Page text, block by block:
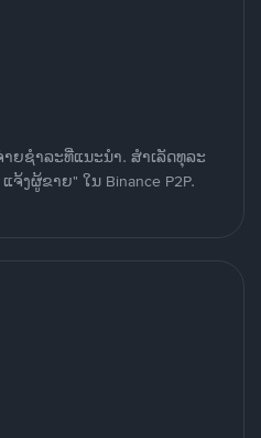
ຍຊຳລະທີ່ແນະນໍາ. ສໍາເລັດທຸລະ
ຈ້ງຜູ້ຂາຍ" ໃນ Binance P2P.